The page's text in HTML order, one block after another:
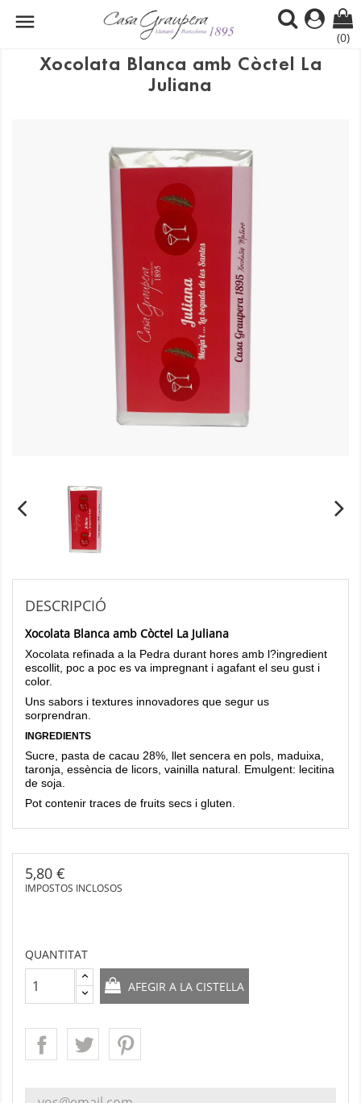

(0)
Xocolata Blanca amb Còctel La
Juliana
DESCRIPCIÓ
Xocolata Blanca amb Còctel La Juliana
Xocolata refinada a la Pedra durant hores amb l?ingredient
escollit, poc a poc es va impregnant i agafant el seu gust i
color.
Uns sabors i textures innovadores que segur us
sorprendran.
INGREDIENTS
Sucre, pasta de cacau 28%, llet sencera en pols, maduixa,
taronja, essència de licors, vainilla natural. Emulgent: lecitina
de soja.
Pot contenir traces de fruits secs i gluten.
5,80 €
IMPOSTOS INCLOSOS
QUANTITAT
AFEGIR A LA CISTELLA